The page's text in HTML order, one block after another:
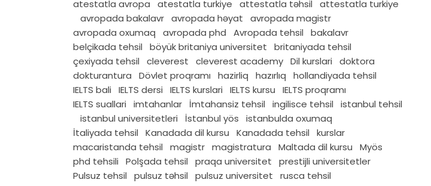
atestatla avropa
atestatla turkiye attestatla təhsil
attestatla turkiye
avropada bakalavr avropada həyat
avropada magistr
avropada oxumaq
avropada phd Avropada tehsil
bakalavr
belçikada tehsil
böyük britaniya universitet
britaniyada tehsil
çexiyada tehsil
cleverest cleverest academy Dil kurslari
doktora
dokturantura
Dövlet proqramı hazirliq hazırlıq
hollandiyada tehsil
IELTS bali
IELTS dersi IELTS kurslari IELTS kursu
IELTS proqramı
IELTS suallari
imtahanlar İmtahansiz tehsil ingilisce tehsil
istanbul tehsil
istanbul universitetleri
İstanbul yös
istanbulda oxumaq
İtaliyada tehsil
Kanadada dil kursu Kanadada tehsil
kurslar
macaristanda tehsil
magistr magistratura Maltada dil kursu
Myös
phd tehsili
Polşada tehsil praqa universitet
prestijli universitetler
Pulsuz tehsil
pulsuz təhsil pulsuz universitet
rusca tehsil